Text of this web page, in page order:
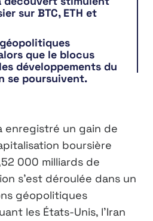
sur BTC, ETH et
que le blocus
développements du
se poursuivent.
enregistré un gain de
boursière
000 milliards de
s’est déroulée dans un
géopolitiques
les États-Unis, l’Iran